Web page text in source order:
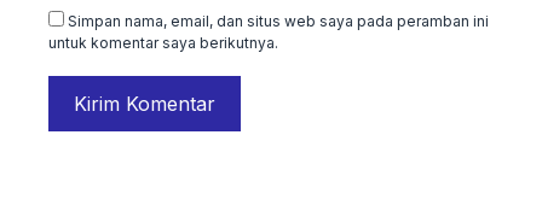
Simpan nama, email, dan situs web saya pada peramban ini
untuk komentar saya berikutnya.